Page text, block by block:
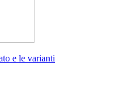
e le varianti